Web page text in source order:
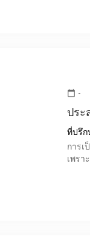
calendar_today -
ประ
ที่ปรึก
การเ
เพรา